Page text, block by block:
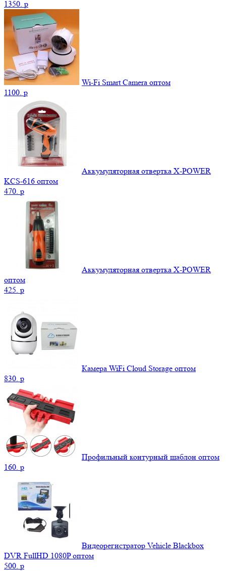
1350. p
Wi-Fi Smart Camera оптом
1100. p
Аккумуляторная отвертка X-POWER
KCS-616 оптом
470. p
Аккумуляторная отвертка X-POWER
оптом
425. p
Камера WiFi Cloud Storage оптом
830. p
Профильный контурный шаблон оптом
160. p
Видеорегистратор Vehicle Blackbox
DVR FullHD 1080P оптом
500. p